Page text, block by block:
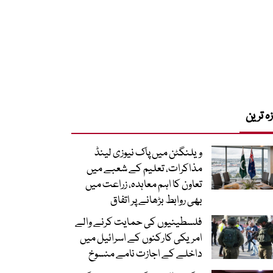
ترین
ویلنگٹن میں پاک نیوزی لینڈ
مذاکرات، تعلیم کے شعبے میں
تعاون کا اہم معاہدہ، زراعت میں
بھی روابط بڑھانے پر اتفاق
فلسطینیوں کی حمایت کرنے والے
امریکی کارکنوں کے اسرائیل میں
داخلے کے اجازت نامے منسوخ